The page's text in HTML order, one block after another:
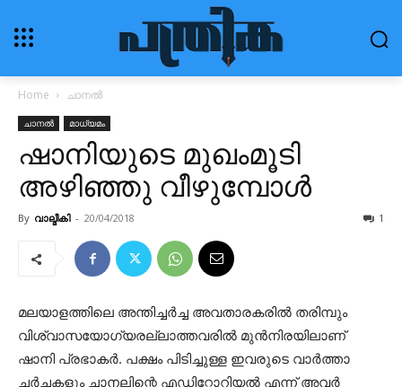
Home ചാനൽ
ചാനൽ മാധ്യമം
ഷാനിയുടെ മുഖംമൂടി
അഴിഞ്ഞു വീഴുമ്പോൾ
By വാല്മീകി - 20/04/2018 1
മലയാളത്തിലെ അന്തിച്ചര്‍ച്ച അവതാരകരില്‍ തരിമ്പും
വിശ്വാസയോഗ്യരല്ലാത്തവരില്‍ മുന്‍നിരയിലാണ്
ഷാനി പ്രഭാകര്‍. പക്ഷം പിടിച്ചുള്ള ഇവരുടെ വാര്‍ത്താ
ചര്‍ച്ചകളും ചാനലിന്റെ എഡിറ്റോറിയല്‍ എന്ന് അവര്‍